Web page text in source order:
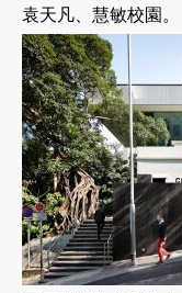
袁天凡、慧敏校園。